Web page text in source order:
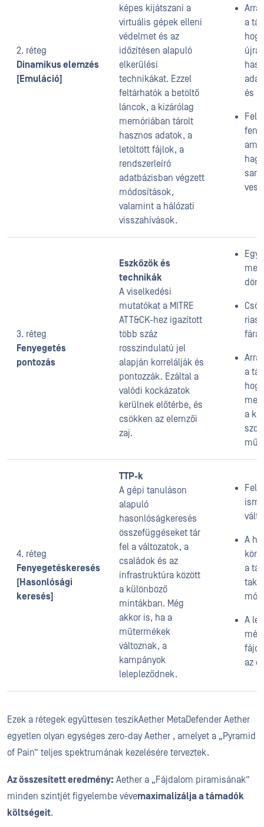
2. réteg
Dinamikus elemzés
[Emuláció]
képes kijátszani a
virtuális gépek elleni
védelmet és az
időzítésen alapuló
elkerülési
technikákat. Ezzel
feltárhatók a betöltő
láncok, a kizárólag
memóriában tárolt
hasznos adatok, a
letöltött fájlok, a
rendszerleíró
adatbázisban végzett
módosítások,
valamint a hálózati
visszahívások.
Arra
a
hogy
és
3. réteg
Fenyegetés
pontozás
Eszközök és
technikák
A viselkedési
mutatókat a MITRE
ATT&CK-hez igazított
több száz
rosszindulatú jel
alapján korrelálják és
pontozzák. Ezáltal a
valódi kockázatok
kerülnek előtérbe, és
csökken az elemzői
zaj.
Arra
a
hogy
a
4. réteg
Fenyegetéskeresés
[Hasonlósági
keresés]
TTP-k
A gépi tanuláson
alapuló
hasonlóságkeresés
összefüggéseket tár
fel a változatok, a
családok és az
infrastruktúra között
a különböző
mintákban. Még
akkor is, ha a
műtermékek
változnak, a
kampányok
lelepleződnek.
A
a
A
az
Ezek a rétegek együttesen teszikAether MetaDefender Aether
egyetlen olyan egységes zero-day Aether , amelyet a „Pyramid
of Pain” teljes spektrumának kezelésére terveztek.
Az összesített eredmény: Aether a „Fájdalom piramisának”
minden szintjét figyelembe vévemaximalizálja a támadók
költségeit.